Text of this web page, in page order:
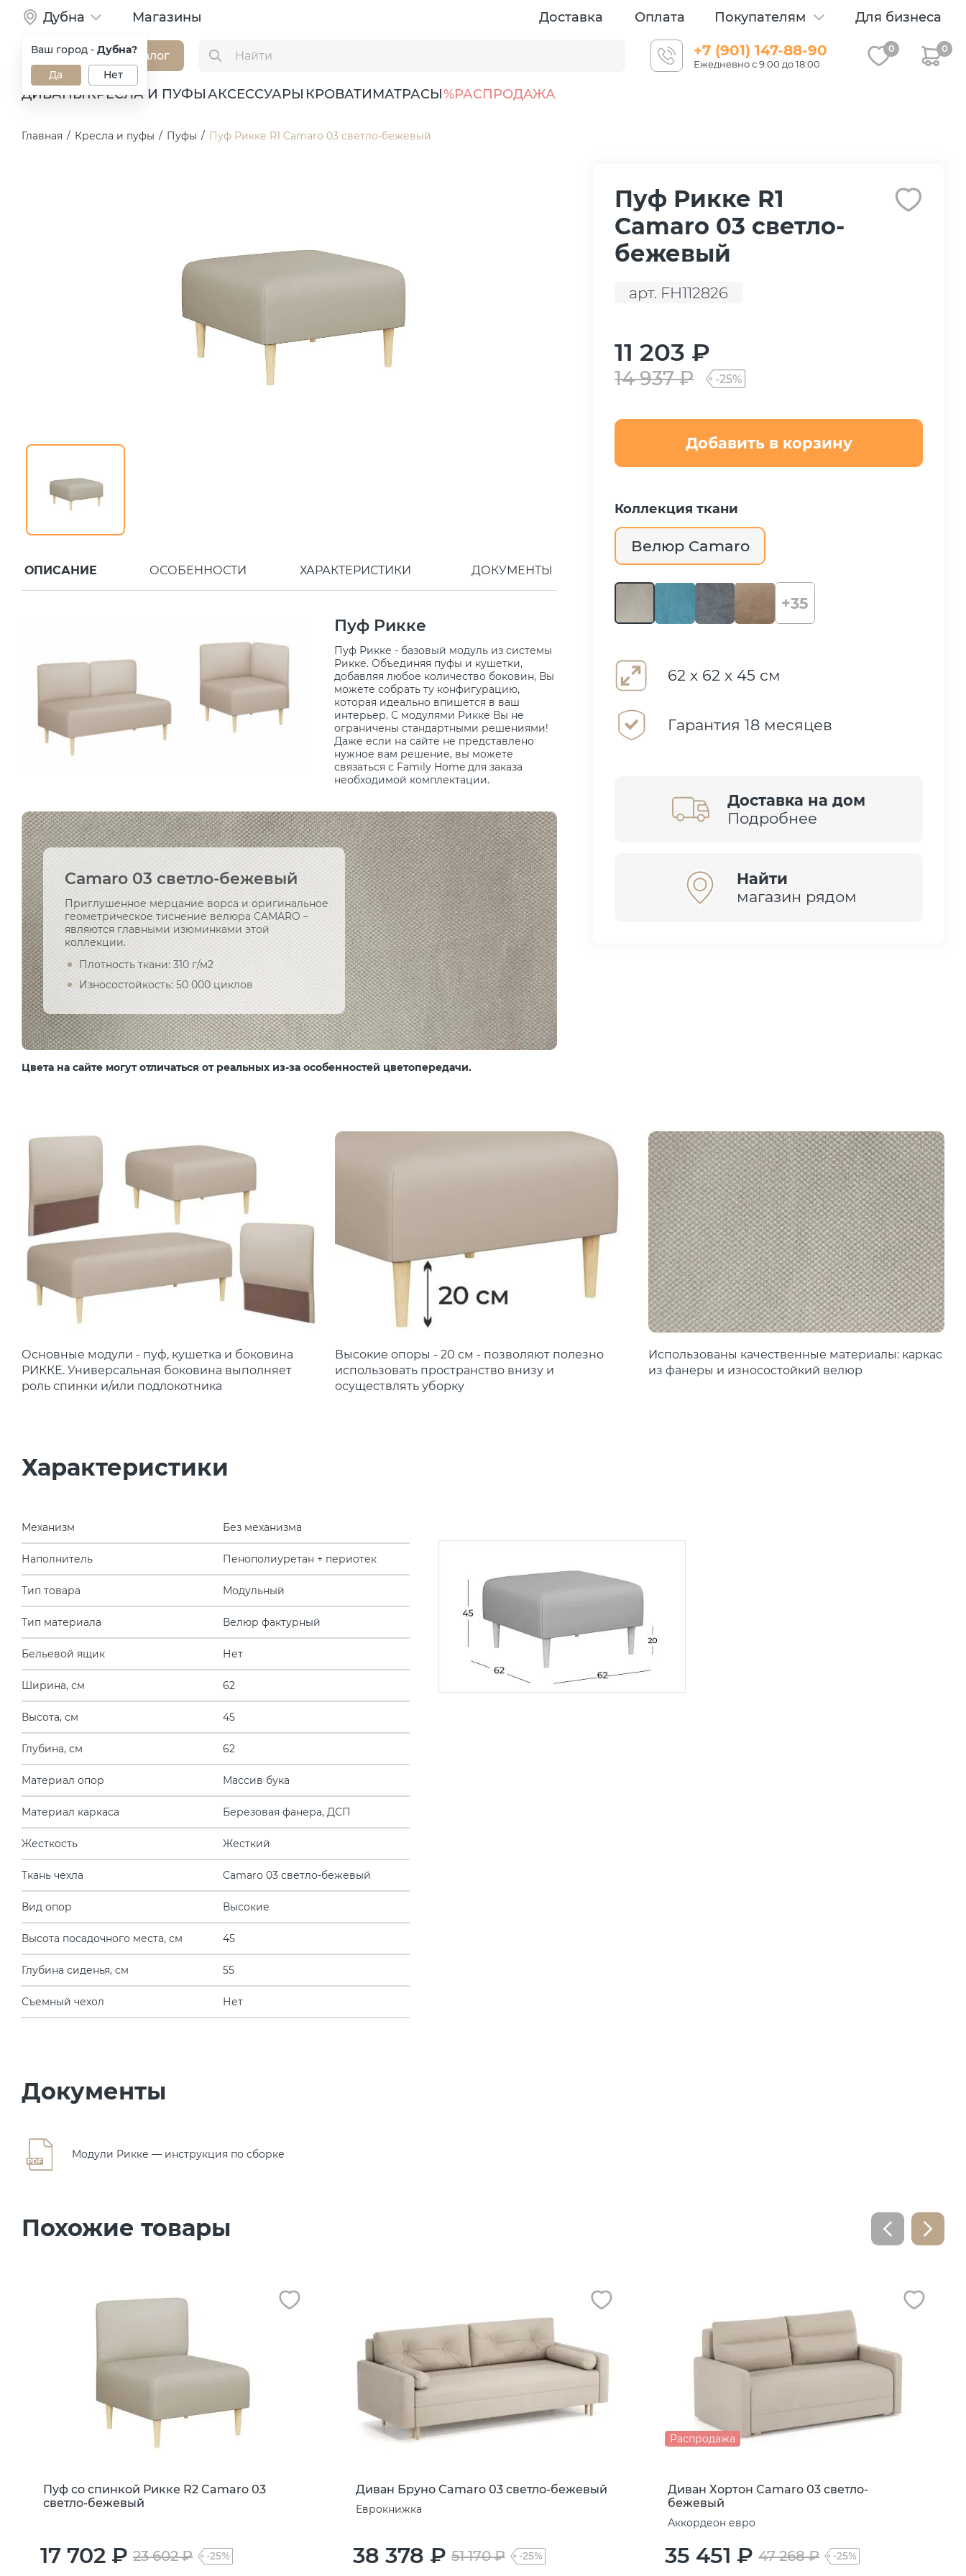
Дубна
Ваш город - Дубна?
Да
Нет
Магазины Доставка Оплата Покупателям Для бизнеса
Каталог +7 (901) 147-88-90
Ежедневно с 9:00 до 18:00
0 0
ДИВАНЫКРЕСЛА И ПУФЫАКСЕССУАРЫ КРОВАТИМАТРАСЫ%РАСПРОДАЖА
Главная / Кресла и пуфы / Пуфы / Пуф Рикке R1 Camaro 03 светло-бежевый
ОПИСАНИЕ ОСОБЕННОСТИ ХАРАКТЕРИСТИКИ ДОКУМЕНТЫ
Пуф Рикке
Пуф Рикке - базовый модуль из системы
Рикке. Объединяя пуфы и кушетки,
добавляя любое количество боковин, Вы
можете собрать ту конфигурацию,
которая идеально впишется в ваш
интерьер. С модулями Рикке Вы не
ограничены стандартными решениями!
Даже если на сайте не представлено
нужное вам решение, вы можете
связаться с Family Home для заказа
необходимой комплектации.
Camaro 03 светло-бежевый
Приглушенное мерцание ворса и оригинальное
геометрическое тиснение велюра CAMARO –
являются главными изюминками этой
коллекции.
Плотность ткани: 310 г/м2
Износостойкость: 50 000 циклов
Цвета на сайте могут отличаться от реальных из-за особенностей цветопередачи.
Пуф Рикке R1
Camaro 03 светло-
бежевый
арт. FH112826
11 203 ₽
14 937 ₽ -25%
Добавить в корзину
Коллекция ткани
Велюр Camaro
+35
62 х 62 х 45 см
Гарантия 18 месяцев
Доставка на дом
Подробнее
Найти
магазин рядом
Основные модули - пуф, кушетка и боковина
РИККЕ. Универсальная боковина выполняет
роль спинки и/или подлокотника
Высокие опоры - 20 см - позволяют полезно
использовать пространство внизу и
осуществлять уборку
Использованы качественные материалы: каркас
из фанеры и износостойкий велюр
Характеристики
Механизм Без механизма
Наполнитель Пенополиуретан + периотек
Тип товара Модульный
Тип материала Велюр фактурный
Бельевой ящик Нет
Ширина, см 62
Высота, см 45
Глубина, см 62
Материал опор Массив бука
Материал каркаса Березовая фанера, ДСП
Жесткость Жесткий
Ткань чехла Camaro 03 светло-бежевый
Вид опор Высокие
Высота посадочного места, см 45
Глубина сиденья, см 55
Съемный чехол Нет
Документы
Модули Рикке — инструкция по сборке
Похожие товары
Пуф со спинкой Рикке R2 Camaro 03
светло-бежевый
17 702 ₽ 23 602 ₽ -25%
Диван Бруно Camaro 03 светло-бежевый
Еврокнижка
38 378 ₽ 51 170 ₽ -25%
Распродажа
Диван Хортон Camaro 03 светло-
бежевый
Аккордеон евро
35 451 ₽ 47 268 ₽ -25%